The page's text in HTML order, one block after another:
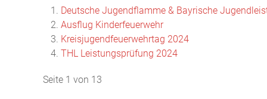
Deutsche Jugendflamme & Bayrische
Ausflug Kinderfeuerwehr
Kreisjugendfeuerwehrtag 2024
THL Leistungsprüfung 2024
Seite 1 von 13